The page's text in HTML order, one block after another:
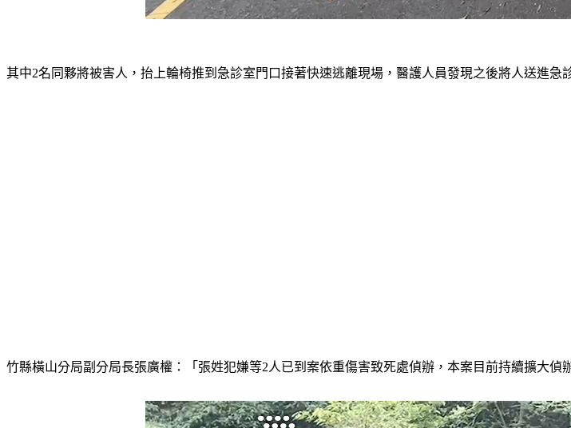
其中2名同夥將被害人，抬上輪椅推到急診室門口接著快速逃離現場，醫護人員發現之後將人送進急
竹縣橫山分局副分局長張廣權：「張姓犯嫌等2人已到案依重傷害致死處偵辦，本案目前持續擴大偵